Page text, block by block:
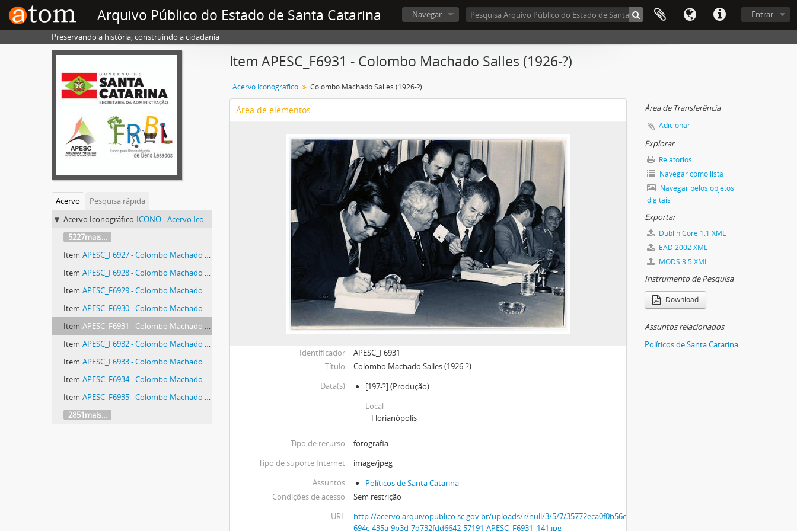
Arquivo Público do Estado de Santa Catarina Entrar
Navegar
Preservando a história, construindo a cidadania
Acervo
Pesquisa rápida
Acervo Iconográfico ICONO - Acervo Iconográfico
5227mais...
Item APESC_F6927 - Colombo Machado Salles (1926-?)
Item APESC_F6928 - Colombo Machado Salles (1926-?)
Item APESC_F6929 - Colombo Machado Salles (1926-?)
Item APESC_F6930 - Colombo Machado Salles (1926-?)
Item APESC_F6931 - Colombo Machado Salles (1926-?)
Item APESC_F6932 - Colombo Machado Salles (1926-?)
Item APESC_F6933 - Colombo Machado Salles (1926-?)
Item APESC_F6934 - Colombo Machado Salles (1926-?)
Item APESC_F6935 - Colombo Machado Salles (1926-?)
2851mais...
Item APESC_F6931 - Colombo Machado Salles (1926-?)
Acervo Iconográfico Colombo Machado Salles (1926-?)
Área de elementos
Identificador
APESC_F6931
Título
Colombo Machado Salles (1926-?)
Data(s)
[197-?](Produção)
Local
Florianópolis
Tipo de recurso
fotografia
Tipo de suporte Internet
image/jpeg
Assuntos
Políticos de Santa Catarina
Condições de acesso
Sem restrição
URL
http://acervo.arquivopublico.sc.gov.br/uploads/r/null/3/5/7/
694c-435a-9b3d-7d732fdd6642-57191-APESC_F6931_141.jpg
Área de Transferência
Adicionar
Explorar
Relatórios
Navegar como lista
Navegar pelos objetos
digitais
Exportar
Dublin Core 1.1 XML
EAD 2002 XML
MODS 3.5 XML
Instrumento de Pesquisa
Download
Assuntos relacionados
Políticos de Santa Catarina